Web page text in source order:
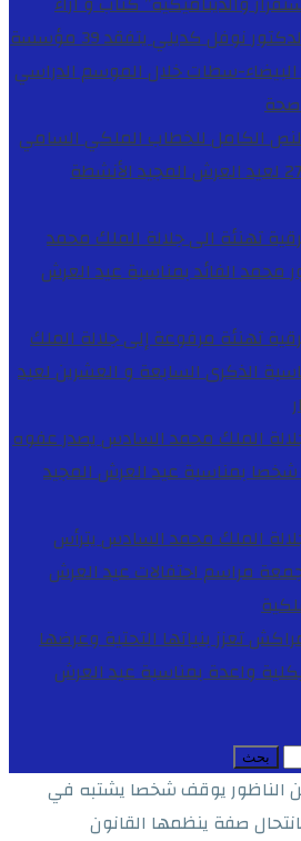
الدكتور نوفل كديلي يتفقد 39 مؤسسة
البيضاء-سطات خلال الموسم الدراسي
الكامل للخطاب الملكي السامي
الأنشطة
تهنئة الى جلالة الملك محمد
الفائد بمناسبة عيد العرش
تهنئة مرفوعة إلى جلالة الملك
الذكرى السابعة و العشرين لعيد
الملك محمد السادس يصدر عفوه
الملك محمد السادس يترأس
مراسم احتفالات عيد العرش
تعزز بنياتها التحتية وعرضها
واعدة بمناسبة عيد العرش
الناظور يوقف شخصا يشتبه في
صفة ينظمها القانون